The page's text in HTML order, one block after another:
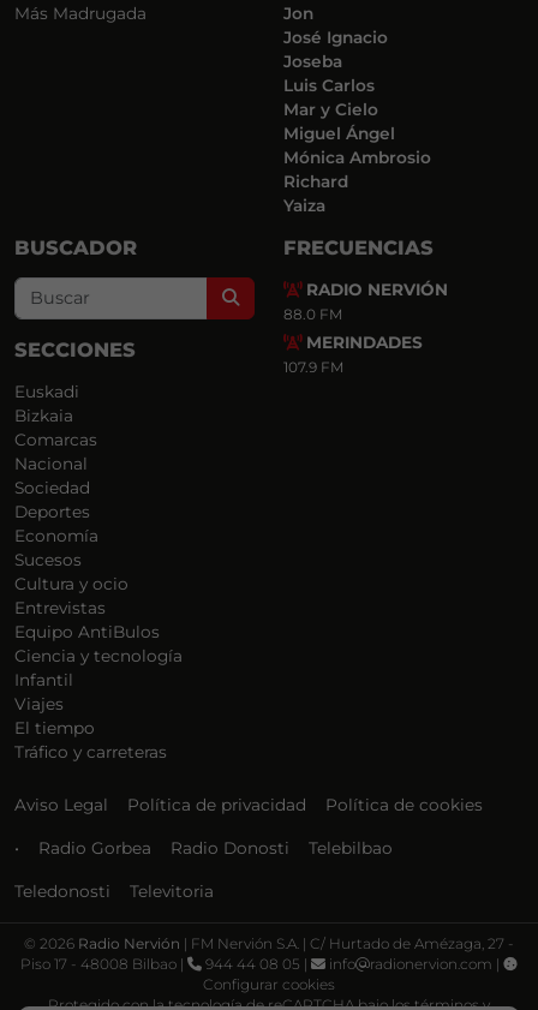
Más Madrugada
Jon
José Ignacio
Joseba
Luis Carlos
Mar y Cielo
Miguel Ángel
Mónica Ambrosio
Richard
Yaiza
BUSCADOR
Search
SECCIONES
Euskadi
Bizkaia
Comarcas
Nacional
Sociedad
Deportes
Economía
Sucesos
Cultura y ocio
Entrevistas
Equipo AntiBulos
Ciencia y tecnología
Infantil
Viajes
El tiempo
Tráfico y carreteras
FRECUENCIAS
RADIO NERVIÓN
88.0 FM
MERINDADES
107.9 FM
Aviso Legal Política de privacidad Política de cookies
• Radio Gorbea Radio Donosti Telebilbao
Teledonosti Televitoria
© 2026 Radio Nervión | FM Nervión S.A. | C/ Hurtado de Amézaga, 27 -
Piso 17 - 48008 Bilbao |
944 44 08 05 | info
radionervion.com |
Configurar cookies
Protegido con la tecnología de reCAPTCHA bajo los términos y